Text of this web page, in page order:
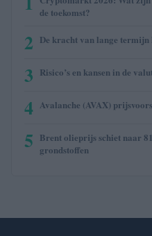
de toekomst?
2 De kracht van lange termijn
3 Risico’s en kansen in de
4 Avalanche (AVAX)
5 Brent olieprijs schiet naar
grondstoffen